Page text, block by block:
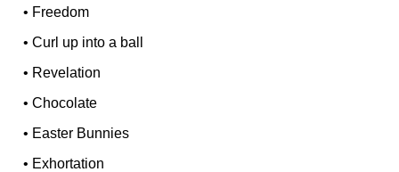
• Freedom
•Curl up into a ball
• Revelation
•Chocolate
• Easter Bunnies
• Exhortation